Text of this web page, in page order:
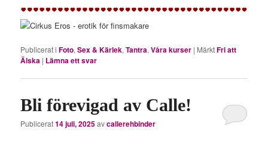
Publicerat i Foto,Sex & Kärlek,Tantra,Våra kurser | MärktFri att
Älska | Lämna ett svar
Bli förevigad av Calle!
Publicerat14 juli, 2025avcallerehbinder